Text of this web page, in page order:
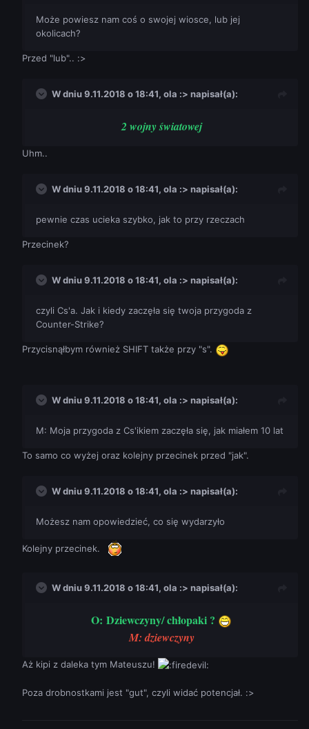
Może powiesz nam coś o swojej wiosce, lub jej
okolicach?
Przed "lub".. :>
W dniu 9.11.2018 o 18:41, ola :> napisał(a):
2 wojny światowej
Uhm..
W dniu 9.11.2018 o 18:41, ola :> napisał(a):
pewnie czas ucieka szybko, jak to przy rzeczach
Przecinek?
W dniu 9.11.2018 o 18:41, ola :> napisał(a):
czyli Cs'a. Jak i kiedy zaczęła się twoja przygoda z
Counter-Strike?
Przycisnąłbym również SHIFT także przy "s".
W dniu 9.11.2018 o 18:41, ola :> napisał(a):
M: Moja przygoda z Cs'ikiem zaczęła się, jak miałem 10 lat
To samo co wyżej oraz kolejny przecinek przed "jak".
W dniu 9.11.2018 o 18:41, ola :> napisał(a):
Możesz nam opowiedzieć, co się wydarzyło
Kolejny przecinek.
W dniu 9.11.2018 o 18:41, ola :> napisał(a):
O: Dziewczyny/ chłopaki ?
M: dziewczyny
Aż kipi z daleka tym Mateuszu!
Poza drobnostkami jest "gut", czyli widać potencjał. :>